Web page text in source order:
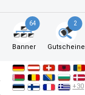
64
Banner
2
Gutscheine
+30